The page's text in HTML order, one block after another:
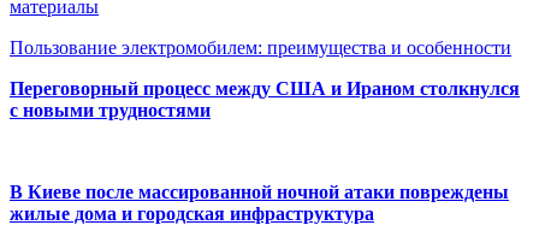
материалы
Пользование электромобилем: преимущества и особенности
Переговорный процесс между США и Ираном столкнулся
с новыми трудностями
В Киеве после массированной ночной атаки повреждены
жилые дома и городская инфраструктура